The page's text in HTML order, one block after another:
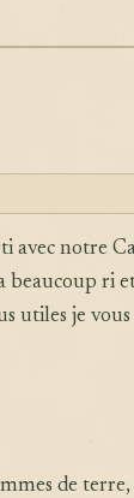
avec notre
beaucoup ri
utiles je
de